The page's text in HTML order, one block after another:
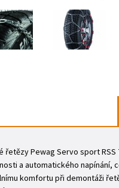
řetězy Pewag Servo sport
a automatického napínání,
komfortu při demontáži